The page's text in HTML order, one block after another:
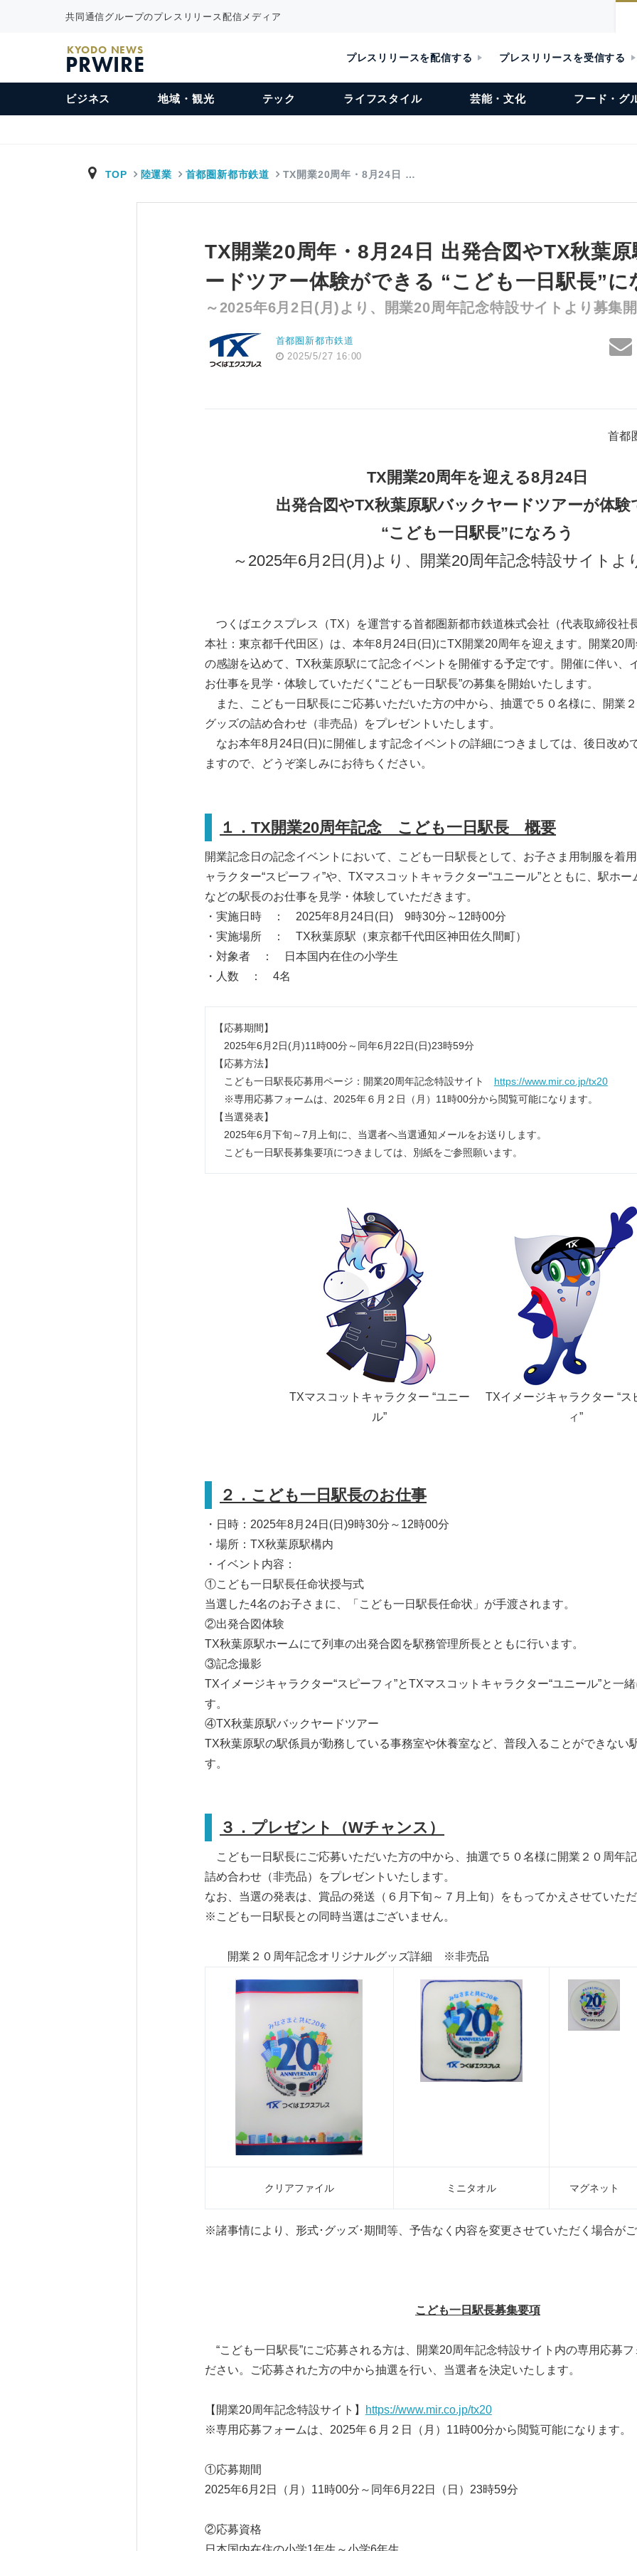
共同通信グループのプレスリリース配信メディア
KYODO NEWS
PRWIRE プレスリリースを配信する プレスリリースを受信する
ビジネス 地域・観光 テック ライフスタイル 芸能・文化 フード・グ
TOP 陸運業 首都圏新都市鉄道 TX開業20周年・8月24日 …
TX開業20周年・8月24日 出発合図やTX秋葉
ードツアー体験ができる “こども一日駅長”に
～2025年6月2日(月)より、開業20周年記念特設サイトより募集
首都圏新都市鉄道
2025/5/27 16:00
首都
TX開業20周年を迎える8月24日
出発合図やTX秋葉原駅バックヤードツアーが体験
“こども一日駅長”になろう
～2025年6月2日(月)より、開業20周年記念特設サイトよ
つくばエクスプレス（TX）を運営する首都圏新都市鉄道株式会社（代表取締役
本社：東京都千代田区）は、本年8月24日(日)にTX開業20周年を迎えます。開業20
の感謝を込めて、TX秋葉原駅にて記念イベントを開催する予定です。開催に伴い、
お仕事を見学・体験していただく“こども一日駅長”の募集を開始いたします。
また、こども一日駅長にご応募いただいた方の中から、抽選で５０名様に、開業
グッズの詰め合わせ（非売品）をプレゼントいたします。
なお本年8月24日(日)に開催します記念イベントの詳細につきましては、後日改め
ますので、どうぞ楽しみにお待ちください。
１．TX開業20周年記念 こども一日駅長 概要
開業記念日の記念イベントにおいて、こども一日駅長として、お子さま用制服を着
ャラクター“スピーフィ”や、TXマスコットキャラクター“ユニール”とともに、駅ホ
などの駅長のお仕事を見学・体験していただきます。
・実施日時 ： 2025年8月24日(日) 9時30分～12時00分
・実施場所 ： TX秋葉原駅（東京都千代田区神田佐久間町）
・対象者 ： 日本国内在住の小学生
・人数 ： 4名
【応募期間】
2025年6月2日(月)11時00分～同年6月22日(日)23時59分
【応募方法】
こども一日駅長応募用ページ：開業20周年記念特設サイト https://www.mir.co.jp/tx20
※専用応募フォームは、2025年６月２日（月）11時00分から閲覧可能になります。
【当選発表】
2025年6月下旬～7月上旬に、当選者へ当選通知メールをお送りします。
こども一日駅長募集要項につきましては、別紙をご参照願います。
TXマスコットキャラクター “ユニー
ル”
TXイメージキャラクター “ス
ィ”
２．こども一日駅長のお仕事
・日時：2025年8月24日(日)9時30分～12時00分
・場所：TX秋葉原駅構内
・イベント内容：
①こども一日駅長任命状授与式
当選した4名のお子さまに、「こども一日駅長任命状」が手渡されます。
②出発合図体験
TX秋葉原駅ホームにて列車の出発合図を駅務管理所長とともに行います。
③記念撮影
TXイメージキャラクター“スピーフィ”とTXマスコットキャラクター“ユニール”と一
す。
④TX秋葉原駅バックヤードツアー
TX秋葉原駅の駅係員が勤務している事務室や休養室など、普段入ることができない
す。
３．プレゼント（Wチャンス）
こども一日駅長にご応募いただいた方の中から、抽選で５０名様に開業２０周年
詰め合わせ（非売品）をプレゼントいたします。
なお、当選の発表は、賞品の発送（６月下旬～７月上旬）をもってかえさせていた
※こども一日駅長との同時当選はございません。
開業２０周年記念オリジナルグッズ詳細 ※非売品
クリアファイル ミニタオル マグネット
※諸事情により、形式･グッズ･期間等、予告なく内容を変更させていただく場合が
こども一日駅長募集要項
“こども一日駅長”にご応募される方は、開業20周年記念特設サイト内の専用応募
ださい。ご応募された方の中から抽選を行い、当選者を決定いたします。
【開業20周年記念特設サイト】
https://www.mir.co.jp/tx20
※専用応募フォームは、2025年６月２日（月）11時00分から閲覧可能になります。
①応募期間
2025年6月2日（月）11時00分～同年6月22日（日）23時59分
②応募資格